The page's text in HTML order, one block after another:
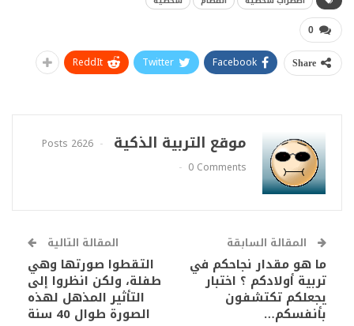
0
Share
Facebook
Twitter
ReddIt
موقع التربية الذكية
2626 Posts
0 Comments
المقالة السابقة
ما هو مقدار نجاحكم في
تربية أولادكم ؟ اختبار
يجعلكم تكتشفون
بأنفسكم…
المقالة التالية
التقطوا صورتها وهي
طفلة، ولكن انظروا إلى
التأثير المذهل لهذه
الصورة طوال 40 سنة